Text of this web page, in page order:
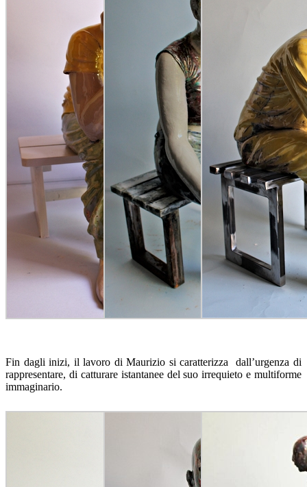
Fin dagli inizi, il lavoro di Maurizio si caratterizza dall’urgenza di
rappresentare, di catturare istantanee del suo irrequieto e multiforme
immaginario.